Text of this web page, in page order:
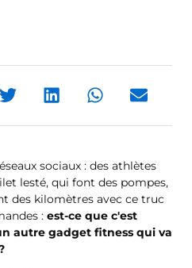
sociaux : des athlètes
lesté, qui font des pompes,
des kilomètres avec ce truc
: est-ce que c'est
autre gadget fitness qui va